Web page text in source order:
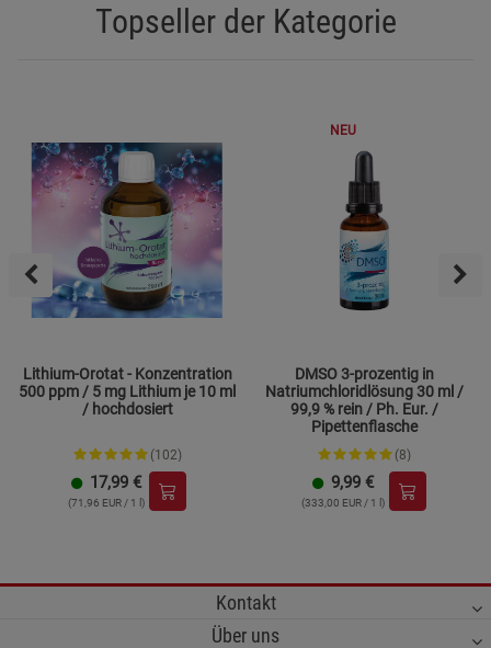
Topseller der Kategorie
Lithium-Orotat - Konzentration
500 ppm / 5 mg Lithium je 10 ml
/ hochdosiert
(102)
17,99 €
(71,96 EUR / 1 l)
NEU
DMSO 3-prozentig in
Natriumchloridlösung 30 ml /
99,9 % rein / Ph. Eur. /
Pipettenflasche
(8)
9,99 €
(333,00 EUR / 1 l)
Kontakt
Über uns